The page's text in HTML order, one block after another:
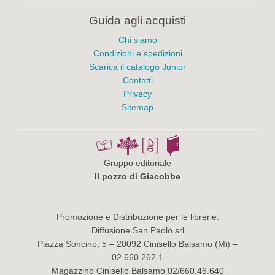
Guida agli acquisti
Chi siamo
Condizioni e spedizioni
Scarica il catalogo Junior
Contatti
Privacy
Sitemap
Gruppo editoriale
Il pozzo di Giacobbe
Promozione e Distribuzione per le librerie:
Diffusione San Paolo srl
Piazza Soncino, 5 – 20092 Cinisello Balsamo (Mi) –
02.660.262.1
Magazzino Cinisello Balsamo 02/660.46.640